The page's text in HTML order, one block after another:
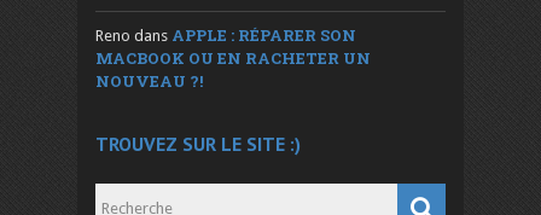
Reno dans APPLE : RÉPARER SON
MACBOOK OU EN RACHETER UN
NOUVEAU ?!
TROUVEZ SUR LE SITE :)